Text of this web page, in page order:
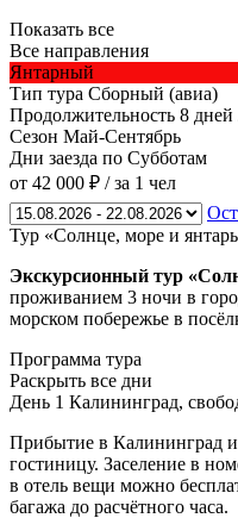
Показать все
Все направления
Янтарный
Тип тура Сборный (авиа)
Продолжительность 8 дней
Сезон Май-Сентябрь
Дни заезда по Субботам
от 42 000 ₽ / за 1 чел
Тур «Солнце, море и
Экскурсионный тур
проживанием 3 ночи в
морском побережье в
Программа тура
Раскрыть все дни
День 1 Калининград,
Прибытие в Калининград и
гостиницу. Заселение в
в отель вещи можно
багажа до расчётного часа.